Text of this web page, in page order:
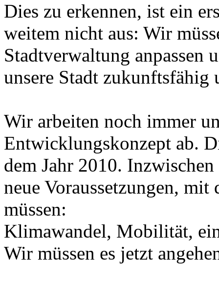
Dies zu erkennen, ist ein
weitem nicht aus: Wir
Stadtverwaltung anpassen
unsere Stadt
Wir arbeiten noch immer
Entwicklungskonzept ab.
dem Jahr 2010.
neue Voraussetzungen,
müssen:
Klimawandel, Mobilität,
Wir müssen es jetzt